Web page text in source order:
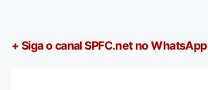
+ Siga o canal SPFC.net no WhatsApp